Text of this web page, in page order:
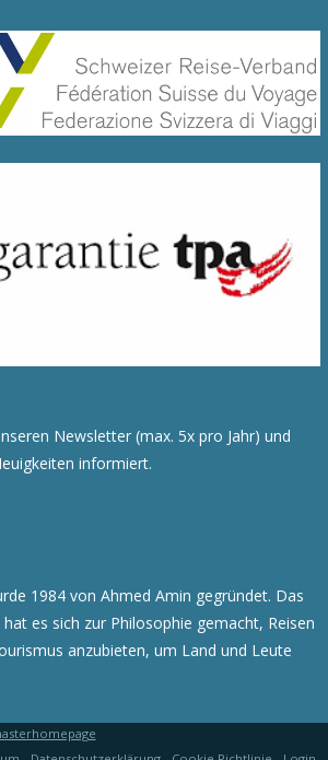
Newsletter (max. 5x pro Jahr) und
informiert.
1984 von Ahmed Amin gegründet. Das
es sich zur Philosophie gemacht, Reisen
anzubieten, um Land und Leute